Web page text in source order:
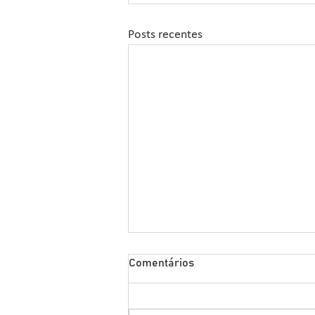
Posts recentes
Sipcam Nichino Lança
Comentários